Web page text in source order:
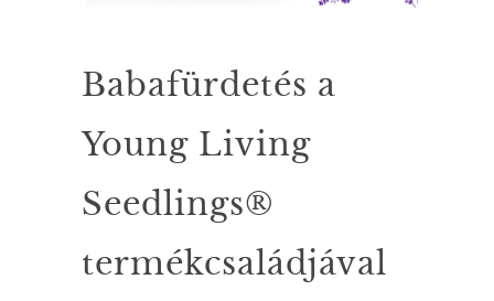
Babafürdetés a
Young Living
Seedlings®
termékcsaládjával